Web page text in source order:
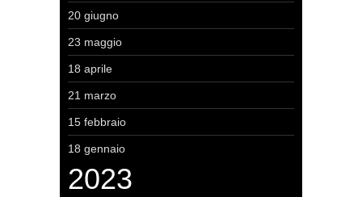
20 giugno
23 maggio
18 aprile
21 marzo
15 febbraio
18 gennaio
2023